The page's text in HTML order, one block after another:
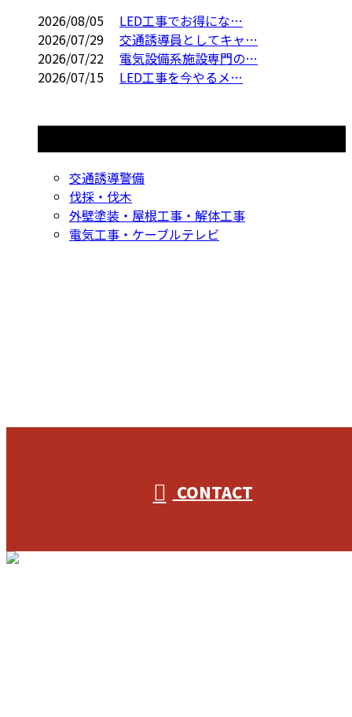
2026/08/05
LED工事でお得にな…
2026/07/29
交通誘導員としてキャ…
2026/07/22
電気設備系施設専門の…
2026/07/15
LED工事を今やるメ…
交通誘導警備
伐採・伐木
外壁塗装・屋根工事・解体工事
電気工事・ケーブルテレビ
CONTACT